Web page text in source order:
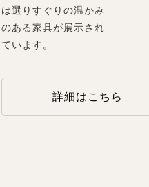
は選りすぐりの温かみ
のある家具が展示され
ています。
詳細はこちら